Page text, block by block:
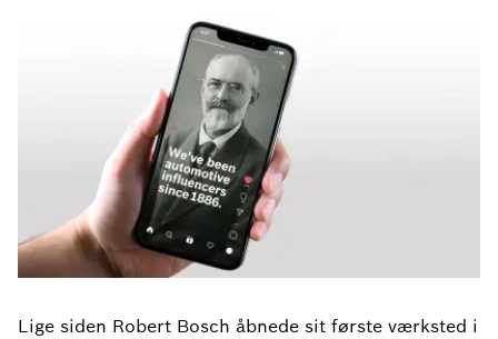
Lige siden Robert Bosch åbnede sit første værksted i